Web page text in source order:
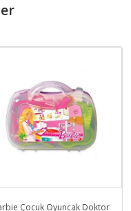
Çocuk Oyuncak Doktor